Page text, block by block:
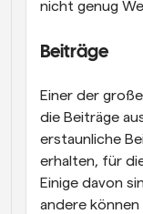
nicht genug
Beiträge
Einer der
die Beiträge
erstaunliche
erhalten, für
Einige davon
andere können